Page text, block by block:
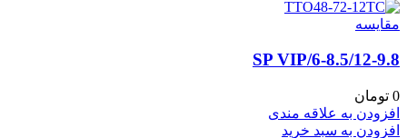
مقايسه
6-8.5/12-9.8/SP VIP
0 تومان
افزودن به علاقه مندی
افزودن به سبد خرید